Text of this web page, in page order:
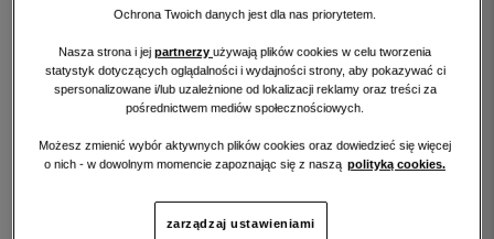
RENAULT KADJAR
Kadjar 1.5 Blue dCi Intens
Ochrona Twoich danych jest dla nas priorytetem.
Nasza strona i jej partnerzy używają plików cookies w celu tworzenia
statystyk dotyczących oglądalności i wydajności strony, aby pokazywać ci
spersonalizowane i/lub uzależnione od lokalizacji reklamy oraz treści za
pośrednictwem mediów społecznościowych.
Możesz zmienić wybór aktywnych plików cookies oraz dowiedzieć się więcej
o nich - w dowolnym momencie zapoznając się z naszą polityką cookies.
zarządzaj ustawieniami